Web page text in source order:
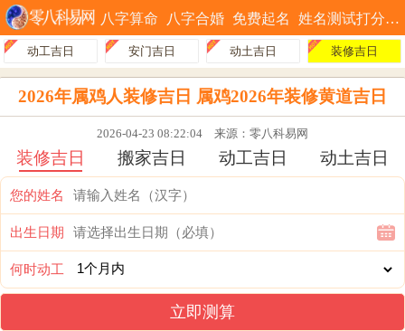
八字算命 八字合婚 免费起名 姓名测试打分
动工吉日 安门吉日 动土吉日 装修吉日
2026年属鸡人装修吉日 属鸡2026年装修黄道吉日
2026-04-23 08:22:04 来源：零八科易网
装修吉日 搬家吉日 动工吉日 动土吉日
您的姓名
出生日期
何时动工
立即测算